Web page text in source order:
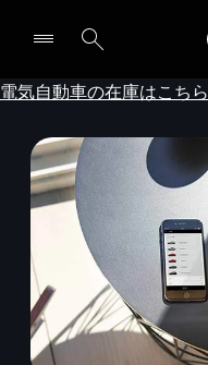
電気自動車の在庫はこちら